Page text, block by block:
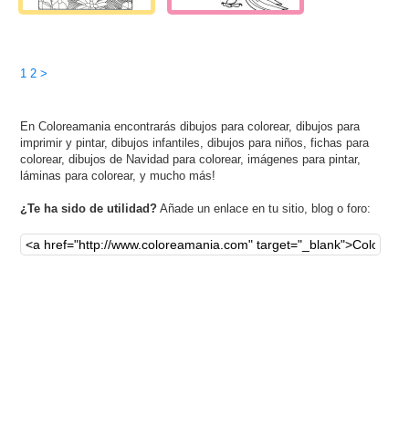
1 2 >
En Coloreamania encontrarás dibujos para colorear, dibujos para
imprimir y pintar, dibujos infantiles, dibujos para niños, fichas para
colorear, dibujos de Navidad para colorear, imágenes para pintar,
láminas para colorear, y mucho más!
¿Te ha sido de utilidad? Añade un enlace en tu sitio, blog o foro: